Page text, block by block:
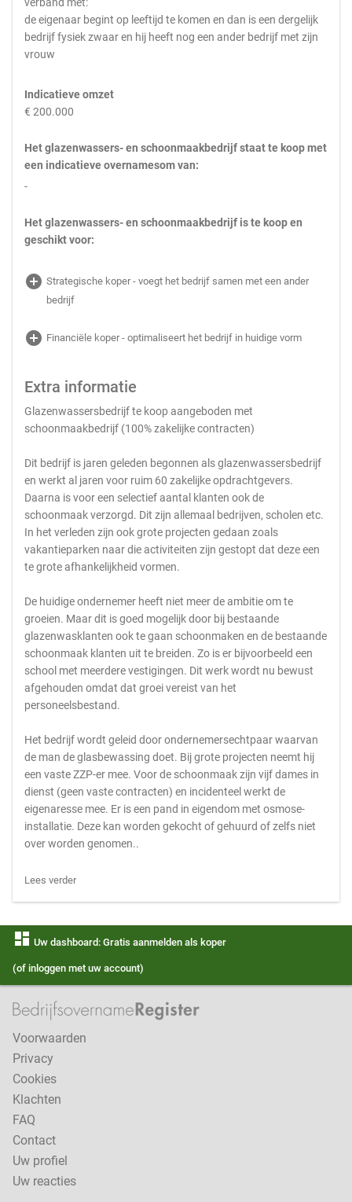
de eigenaar begint op leeftijd te komen en dan is een dergelijk
bedrijf fysiek zwaar en hij heeft nog een ander bedrijf met zijn
vrouw
Indicatieve omzet
€ 200.000
Het glazenwassers- en schoonmaakbedrijf staat te koop met
een indicatieve overnamesom van:
-
Het glazenwassers- en schoonmaakbedrijf is te koop en
geschikt voor:
add_circle Strategische koper - voegt het bedrijf samen met een ander
bedrijf
add_circle Financiële koper - optimaliseert het bedrijf in huidige vorm
Extra informatie
Glazenwassersbedrijf te koop aangeboden met
schoonmaakbedrijf (100% zakelijke contracten)
Dit bedrijf is jaren geleden begonnen als glazenwassersbedrijf
en werkt al jaren voor ruim 60 zakelijke opdrachtgevers.
Daarna is voor een selectief aantal klanten ook de
schoonmaak verzorgd. Dit zijn allemaal bedrijven, scholen etc.
In het verleden zijn ook grote projecten gedaan zoals
vakantieparken naar die activiteiten zijn gestopt dat deze een
te grote afhankelijkheid vormen.
De huidige ondernemer heeft niet meer de ambitie om te
groeien. Maar dit is goed mogelijk door bij bestaande
glazenwasklanten ook te gaan schoonmaken en de bestaande
schoonmaak klanten uit te breiden. Zo is er bijvoorbeeld een
school met meerdere vestigingen. Dit werk wordt nu bewust
afgehouden omdat dat groei vereist van het
personeelsbestand.
Het bedrijf wordt geleid door ondernemersechtpaar waarvan
de man de glasbewassing doet. Bij grote projecten neemt hij
een vaste ZZP-er mee. Voor de schoonmaak zijn vijf dames in
dienst (geen vaste contracten) en incidenteel werkt de
eigenaresse mee. Er is een pand in eigendom met osmose-
installatie. Deze kan worden gekocht of gehuurd of zelfs niet
over worden genomen..
Lees verder
dashboard Uw dashboard: Gratis aanmelden als koper
(of inloggen met uw account)
Voorwaarden
Privacy
Cookies
Klachten
FAQ
Contact
Uw profiel
Uw reacties